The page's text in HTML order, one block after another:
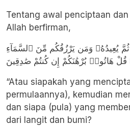
Tentang awal penciptaan
Allah berfirman,
يُعِيدُهُۥ وَمَن يَرْزُقُكُم مِّنَ ٱلسَّمَآءِ
هَاتُوا۟ بُرْهَٰنَكُمْ إِن كُنتُمْ صَٰدِقِينَ
“Atau siapakah yang
permulaannya), kemudian
dan siapa (pula) yang
dari langit dan bumi?